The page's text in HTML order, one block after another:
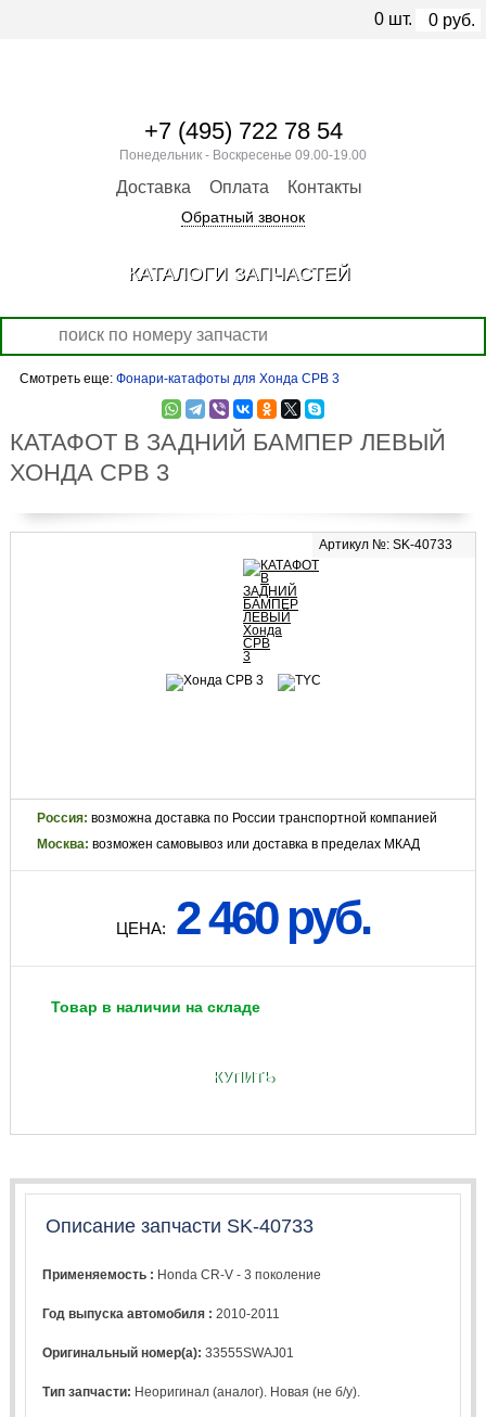
Смотреть еще: Фонари-катафоты для Хонда СРВ 3
КАТАФОТ В ЗАДНИЙ БАМПЕР ЛЕВЫЙ
ХОНДА СРВ 3
Артикул №: SK-40733
Россия: возможна доставка по России транспортной компанией
Москва: возможен самовывоз или доставка в пределах МКАД
ЦЕНА: 2 460 руб.
Товар в наличии на складе
КУПИТЬ
Описание запчасти SK-40733
Применяемость : Honda CR-V - 3 поколение
Год выпуска автомобиля :2010-2011
Оригинальный номер(а):33555SWAJ01
Тип запчасти: Неоригинал (аналог). Новая (не б/у).
+7 (495) 722 78 54
Понедельник - Воскресенье 09.00-19.00
Доставка Оплата Контакты
Обратный звонок
0 шт. 0 руб.
КАТАЛОГИ ЗАПЧАСТЕЙ